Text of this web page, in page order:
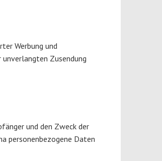
Werbung und
Zusendung
und den Zweck der
personenbezogene Daten